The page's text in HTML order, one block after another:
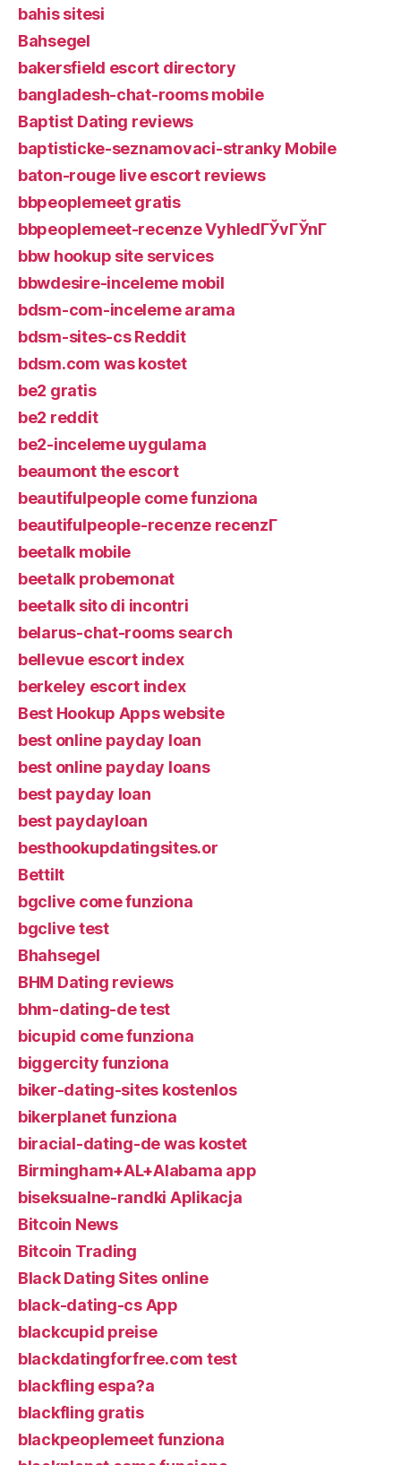
bahis sitesi
Bahsegel
bakersfield escort directory
bangladesh-chat-rooms mobile
Baptist Dating reviews
baptisticke-seznamovaci-stranky Mobile
baton-rouge live escort reviews
bbpeoplemeet gratis
bbpeoplemeet-recenze VyhledГЎvГЎnГ­
bbw hookup site services
bbwdesire-inceleme mobil
bdsm-com-inceleme arama
bdsm-sites-cs Reddit
bdsm.com was kostet
be2 gratis
be2 reddit
be2-inceleme uygulama
beaumont the escort
beautifulpeople come funziona
beautifulpeople-recenze recenzГ­
beetalk mobile
beetalk probemonat
beetalk sito di incontri
belarus-chat-rooms search
bellevue escort index
berkeley escort index
Best Hookup Apps website
best online payday loan
best online payday loans
best payday loan
best paydayloan
besthookupdatingsites.or
Bettilt
bgclive come funziona
bgclive test
Bhahsegel
BHM Dating reviews
bhm-dating-de test
bicupid come funziona
biggercity funziona
biker-dating-sites kostenlos
bikerplanet funziona
biracial-dating-de was kostet
Birmingham+AL+Alabama app
biseksualne-randki Aplikacja
Bitcoin News
Bitcoin Trading
Black Dating Sites online
black-dating-cs App
blackcupid preise
blackdatingforfree.com test
blackfling espa?a
blackfling gratis
blackpeoplemeet funziona